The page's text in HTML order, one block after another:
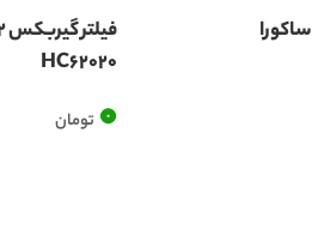
فیلتر گیربکس WD962/19 ساکورا
HC62020
0 تومان